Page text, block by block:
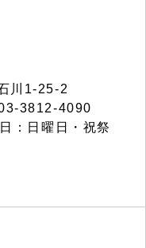
川1-25-2
3812-4090
：日曜日・祝祭